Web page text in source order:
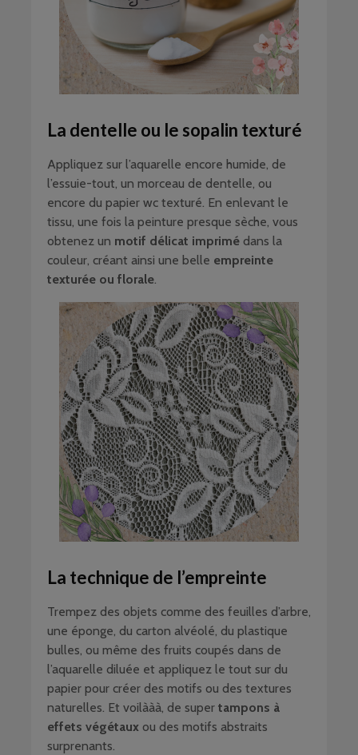
La dentelle ou le sopalin texturé
Appliquez sur l’aquarelle encore humide, de
l’essuie-tout, un morceau de dentelle, ou
encore du papier wc texturé. En enlevant le
tissu, une fois la peinture presque sèche, vous
obtenez un motif délicat imprimé dans la
couleur, créant ainsi une belle empreinte
texturée ou florale.
La technique de l’empreinte
Trempez des objets comme des feuilles d’arbre,
une éponge, du carton alvéolé, du plastique
bulles, ou même des fruits coupés dans de
l’aquarelle diluée et appliquez le tout sur du
papier pour créer des motifs ou des textures
naturelles. Et voilààà, de super tampons à
effets végétaux ou des motifs abstraits
surprenants.